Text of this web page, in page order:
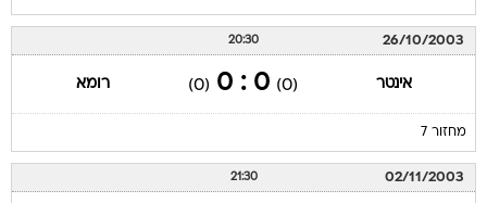
26/10/2003
20:30
אינטר (0)
0 : 0
(0) רומא
מחזור 7
02/11/2003
21:30